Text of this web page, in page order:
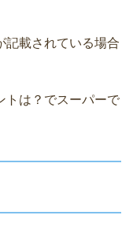
記載されている場合
トは？でスーパーで